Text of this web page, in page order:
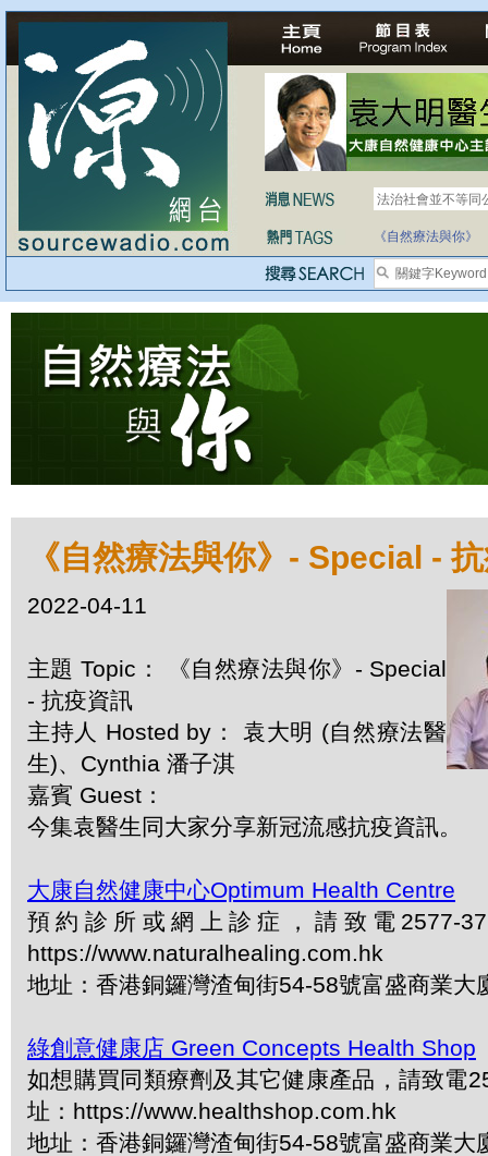
法治社會並不等同
《自然療法與你》
《自然療法與你》- Special -
2022-04-11
主題 Topic： 《自然療法與你》- Special
- 抗疫資訊
主持人 Hosted by： 袁大明 (自然療法醫
生)、Cynthia 潘子淇
嘉賓 Guest：
今集袁醫生同大家分享新冠流感抗疫資訊。
大康自然健康中心Optimum Health Centre
預約診所或網上診症，請致電2577-
https://www.naturalhealing.com.hk
地址：香港銅鑼灣渣甸街54-58號富盛商業大
綠創意健康店 Green Concepts Health Shop
如想購買同類療劑及其它健康產品，請致電
址：https://www.healthshop.com.hk
地址：香港銅鑼灣渣甸街54-58號富盛商業大